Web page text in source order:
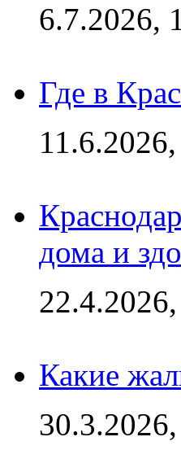
6.7.2026,
Где в
дома и
Какие